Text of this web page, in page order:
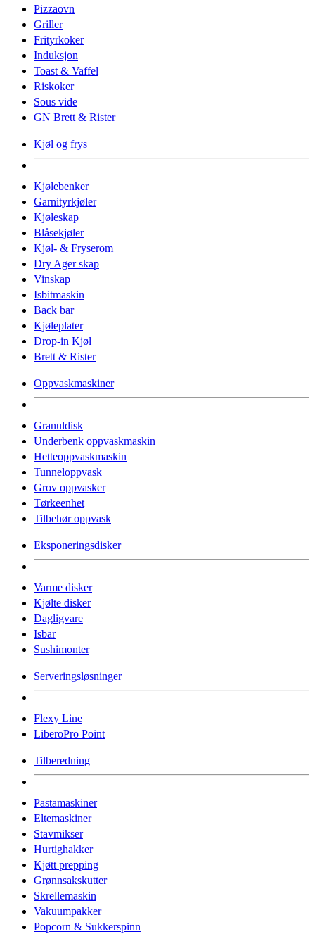
Pizzaovn
Griller
Frityrkoker
Induksjon
Toast & Vaffel
Riskoker
Sous vide
GN Brett & Rister
Kjøl og frys
Kjølebenker
Garnityrkjøler
Kjøleskap
Blåsekjøler
Kjøl- & Fryserom
Dry Ager skap
Vinskap
Isbitmaskin
Back bar
Kjøleplater
Drop-in Kjøl
Brett & Rister
Oppvaskmaskiner
Granuldisk
Underbenk oppvaskmaskin
Hetteoppvaskmaskin
Tunneloppvask
Grov oppvasker
Tørkeenhet
Tilbehør oppvask
Eksponeringsdisker
Varme disker
Kjølte disker
Dagligvare
Isbar
Sushimonter
Serveringsløsninger
Flexy Line
LiberoPro Point
Tilberedning
Pastamaskiner
Eltemaskiner
Stavmikser
Hurtighakker
Kjøtt prepping
Grønnsakskutter
Skrellemaskin
Vakuumpakker
Popcorn & Sukkerspinn